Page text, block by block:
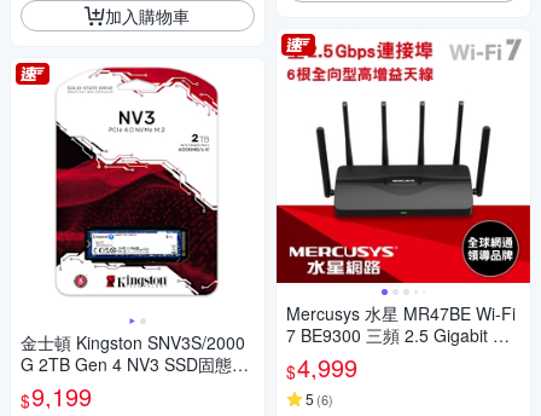
加入購物車
金士頓 Kingston SNV3S/2000
G 2TB Gen 4 NV3 SSD固態硬
碟
$9,199
Mercusys 水星 MR47BE Wi-Fi
7 BE9300 三頻 2.5 Gigabit 無
線網路路由器(WiFi7分享器/MO
D)
$4,999
5 (6)